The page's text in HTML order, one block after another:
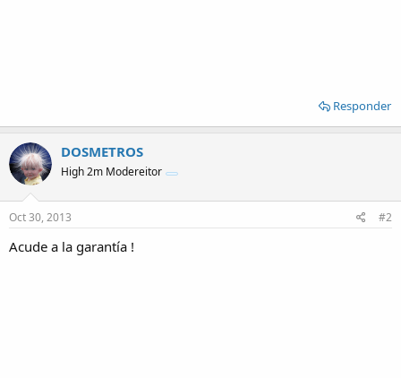
Responder
DOSMETROS
High 2m Modereitor
Oct 30, 2013 #2
Acude a la garantía !